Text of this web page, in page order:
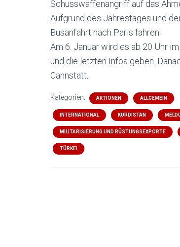
Schusswaffenangriff auf das
Aufgrund des Jahrestages und
Busanfahrt nach Paris fahren.
Am 6. Januar wird es ab 20 Uhr im
und die letzten Infos geben.
Cannstatt.
Kategorien: AKTIONEN ALLGEMEIN
INTERNATIONAL KURDISTAN
MILITARISIERUNG UND RÜSTUNGSEXPORTE
TÜRKEI